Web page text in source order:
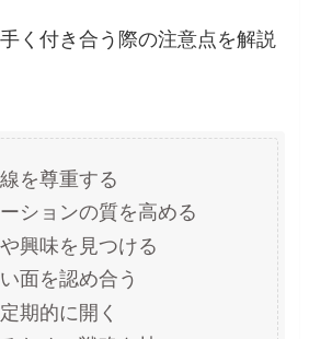
く付き合う際の注意点を解説
を尊重する
ションの質を高める
興味を見つける
面を認め合う
期的に開く